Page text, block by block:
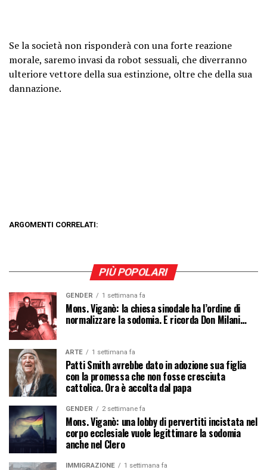
Se la società non risponderà con una forte reazione
morale, saremo invasi da robot sessuali, che diverranno
ulteriore vettore della sua estinzione, oltre che della sua
dannazione.
ARGOMENTI CORRELATI:
PIÙ POPOLARI
GENDER 1 settimana fa
Mons. Viganò: la chiesa sinodale ha l’ordine di
normalizzare la sodomia. E ricorda Don Milani…
ARTE 1 settimana fa
Patti Smith avrebbe dato in adozione sua figlia
con la promessa che non fosse cresciuta
cattolica. Ora è accolta dal papa
GENDER 2 settimane fa
Mons. Viganò: una lobby di pervertiti incistata nel
corpo ecclesiale vuole legittimare la sodomia
anche nel Clero
IMMIGRAZIONE 1 settimana fa